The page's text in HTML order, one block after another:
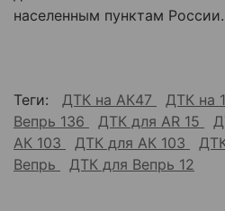
населенным пунктам России.
Теги: ДТК на АК47 ДТК на
Вепрь 136
ДТК для AR 15
АК 103
ДТК для АК 103
Вепрь
ДТК для Вепрь 12